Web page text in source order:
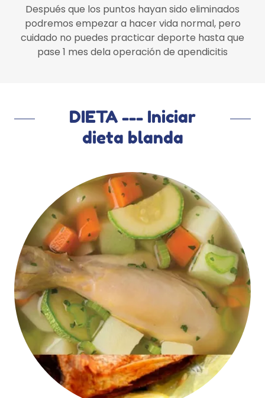
Después que los puntos hayan sido eliminados
podremos empezar a hacer vida normal, pero
cuidado no puedes practicar deporte hasta que
pase 1 mes dela operación de apendicitis
DIETA --- Iniciar
dieta blanda